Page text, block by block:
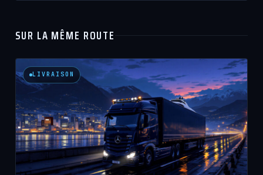
SUR LA MÊME ROUTE
LIVRAISON